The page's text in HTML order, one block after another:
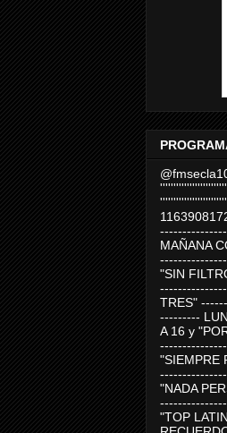
MAÑANA
"SIN
TRES"
---------
A 16 y
"SIEMPRE
"NADA
"TOP